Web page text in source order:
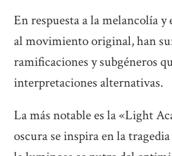
En respuesta a la melancolía
al movimiento original, han
ramificaciones y subgéneros
interpretaciones alternativas.
La más notable es la «Light
oscura se inspira en la